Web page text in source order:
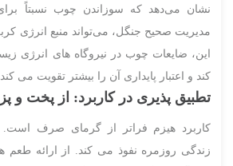
نشان می‌دهد که سوزاندن چوب نسبتاً
مدیریت صحیح جنگل، می‌تواند منبع انرژی
این، ضایعات چوب در نیروگاه های انرژی
کند و اعتبار پایداری آن را بیشتر تقویت می
تطبیق پذیری در کاربرد: از پخت و
کاربرد هیزم فراتر از گرمای صرف
زندگی روزمره نفوذ می کند. از ارائه طعم